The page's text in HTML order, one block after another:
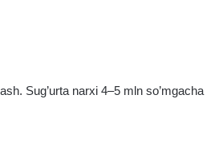
Sug’urta narxi 4–5 mln so’mgacha